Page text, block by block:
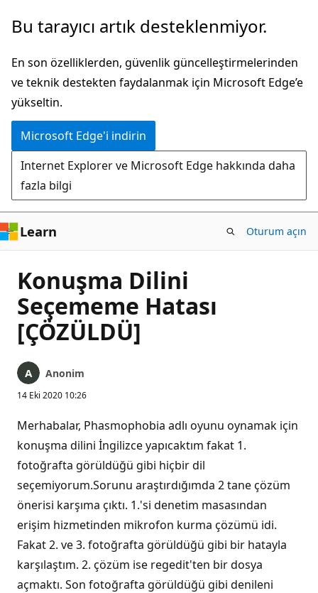
Ana
atla
Bu tarayıcı artık desteklenmiyor.
En son özelliklerden, güvenlik güncelleştirmelerinden
ve teknik destekten faydalanmak için Microsoft Edge’e
yükseltin.
Microsoft Edge'i indirin
Internet Explorer ve Microsoft Edge hakkında daha
fazla bilgi
Learn Oturum açın
Konuşma Dilini
Seçememe Hatası
[ÇÖZÜLDÜ]
Anonim
14 Eki 2020 10:26
Merhabalar, Phasmophobia adlı oyunu oynamak için
konuşma dilini İngilizce yapıcaktım fakat 1.
fotoğrafta görüldüğü gibi hiçbir dil
seçemiyorum.Sorunu araştırdığımda 2 tane çözüm
önerisi karşıma çıktı. 1.'si denetim masasından
erişim hizmetinden mikrofon kurma çözümü idi.
Fakat 2. ve 3. fotoğrafta görüldüğü gibi bir hatayla
karşılaştım. 2. çözüm ise regedit'ten bir dosya
açmaktı. Son fotoğrafta görüldüğü gibi denileni